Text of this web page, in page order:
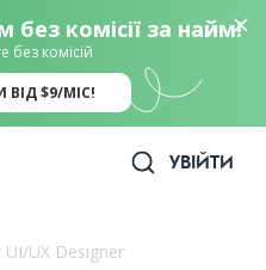
комісії за найм!
без комісій
$9/МІС!
УВІЙТИ
UI/UX Designer